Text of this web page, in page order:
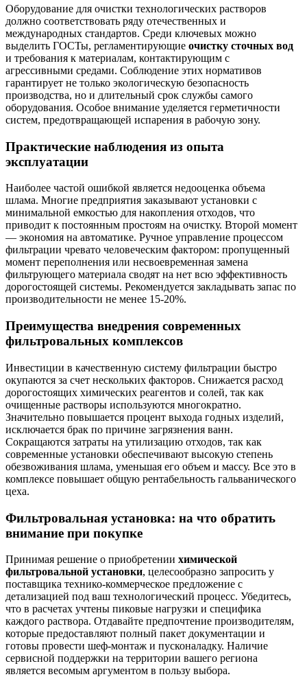
Оборудование для очистки технологических растворов
должно соответствовать ряду отечественных и
международных стандартов. Среди ключевых можно
выделить ГОСТы, регламентирующие очистку сточных вод
и требования к материалам, контактирующим с
агрессивными средами. Соблюдение этих нормативов
гарантирует не только экологическую безопасность
производства, но и длительный срок службы самого
оборудования. Особое внимание уделяется герметичности
систем, предотвращающей испарения в рабочую зону.
Практические наблюдения из опыта
эксплуатации
Наиболее частой ошибкой является недооценка объема
шлама. Многие предприятия заказывают установки с
минимальной емкостью для накопления отходов, что
приводит к постоянным простоям на очистку. Второй момент
— экономия на автоматике. Ручное управление процессом
фильтрации чревато человеческим фактором: пропущенный
момент переполнения или несвоевременная замена
фильтрующего материала сводят на нет всю эффективность
дорогостоящей системы. Рекомендуется закладывать запас по
производительности не менее 15-20%.
Преимущества внедрения современных
фильтровальных комплексов
Инвестиции в качественную систему фильтрации быстро
окупаются за счет нескольких факторов. Снижается расход
дорогостоящих химических реагентов и солей, так как
очищенные растворы используются многократно.
Значительно повышается процент выхода годных изделий,
исключается брак по причине загрязнения ванн.
Сокращаются затраты на утилизацию отходов, так как
современные установки обеспечивают высокую степень
обезвоживания шлама, уменьшая его объем и массу. Все это в
комплексе повышает общую рентабельность гальванического
цеха.
Фильтровальная установка: на что обратить
внимание при покупке
Принимая решение о приобретении химической
фильтровальной установки, целесообразно запросить у
поставщика технико-коммерческое предложение с
детализацией под ваш технологический процесс. Убедитесь,
что в расчетах учтены пиковые нагрузки и специфика
каждого раствора. Отдавайте предпочтение производителям,
которые предоставляют полный пакет документации и
готовы провести шеф-монтаж и пусконаладку. Наличие
сервисной поддержки на территории вашего региона
является весомым аргументом в пользу выбора.